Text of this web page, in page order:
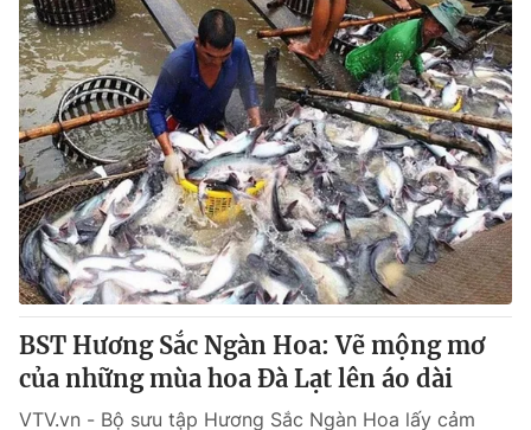
BST Hương Sắc Ngàn Hoa: Vẽ mộng mơ
của những mùa hoa Đà Lạt lên áo dài
VTV.vn - Bộ sưu tập Hương Sắc Ngàn Hoa lấy cảm